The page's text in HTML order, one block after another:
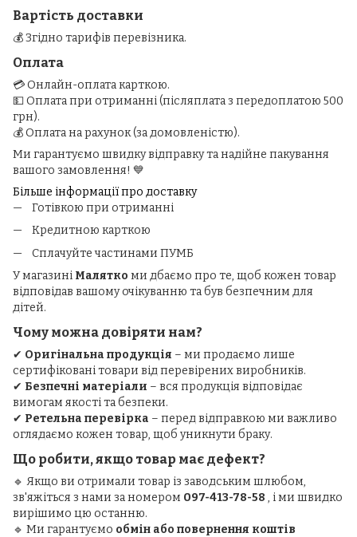
Вартість доставки
💰 Згідно тарифів перевізника.
Оплата
💳 Онлайн-оплата карткою.
💵 Оплата при отриманні (післяплата з передоплатою 500
грн).
💰 Оплата на рахунок (за домовленістю).
Ми гарантуємо швидку відправку та надійне пакування
вашого замовлення! 💙
Більше інформації про доставку
Готівкою при отриманні
Кредитною карткою
Сплачуйте частинами ПУМБ
У магазині Малятко ми дбаємо про те, щоб кожен товар
відповідав вашому очікуванню та був безпечним для
дітей.
Чому можна довіряти нам?
✔ Оригінальна продукція – ми продаємо лише
сертифіковані товари від перевірених виробників.
✔ Безпечні матеріали – вся продукція відповідає
вимогам якості та безпеки.
✔ Ретельна перевірка – перед відправкою ми важливо
оглядаємо кожен товар, щоб уникнути браку.
Що робити, якщо товар має дефект?
🔹 Якщо ви отримали товар із заводським шлюбом,
зв'яжіться з нами за номером 097-413-78-58 , і ми швидко
вирішимо цю останню.
🔹 Ми гарантуємо обмін або повернення коштів